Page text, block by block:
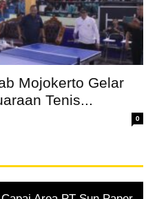
Mojokerto Gelar
Tenis...
0